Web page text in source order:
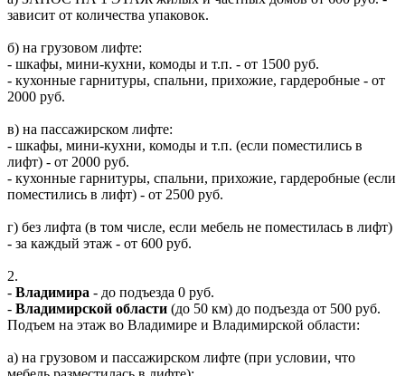
зависит от количества упаковок.
б) на грузовом лифте:
- шкафы, мини-кухни, комоды и т.п. - от 1500 руб.
- кухонные гарнитуры, спальни, прихожие, гардеробные - от
2000 руб.
в) на пассажирском лифте:
- шкафы, мини-кухни, комоды и т.п. (если поместились в
лифт) - от 2000 руб.
- кухонные гарнитуры, спальни, прихожие, гардеробные (если
поместились в лифт) - от 2500 руб.
г) без лифта (в том числе, если мебель не поместилась в лифт)
- за каждый этаж - от 600 руб.
2.
- Владимира - до подъезда 0 руб.
- Владимирской области (до 50 км) до подъезда от 500 руб.
Подъем на этаж во Владимире и Владимирской области:
а) на грузовом и пассажирском лифте (при условии, что